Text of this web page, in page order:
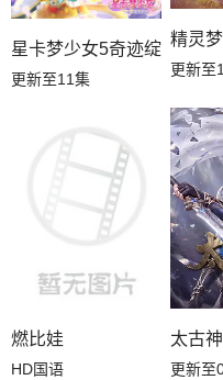
第19集
第13集
第10集
第07集
星卡梦少女5奇迹绽放
更新至11集
精灵
更新至
燃比娃
HD国语
太古
更新至